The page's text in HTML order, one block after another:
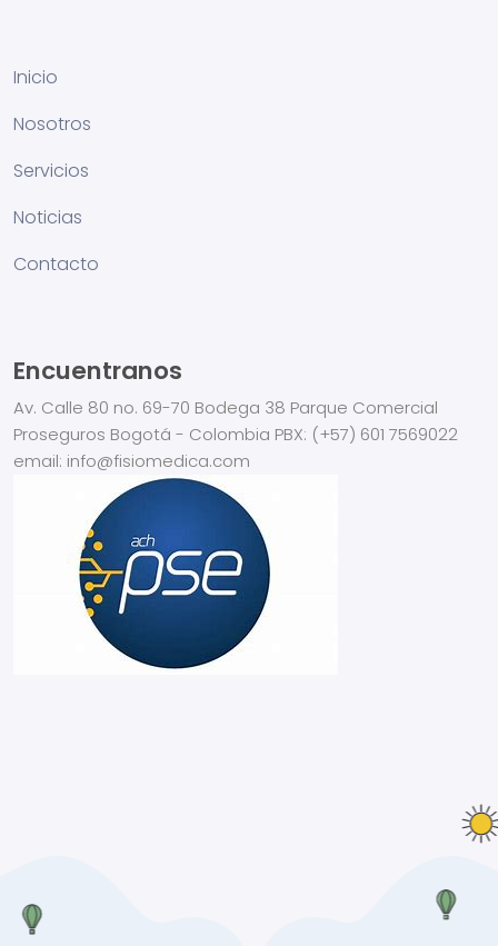
Inicio
Nosotros
Servicios
Noticias
Contacto
Encuentranos
Av. Calle 80 no. 69-70 Bodega 38 Parque Comercial
Proseguros Bogotá - Colombia PBX: (+57) 601 7569022
email: info@fisiomedica.com